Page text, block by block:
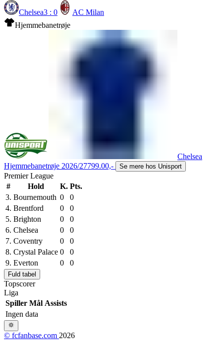
Chelsea3 : 0
AC Milan
Hjemmebanetrøje
Chelsea
Hjemmebanetrøje 2026/27799.00,- Se mere hos Unisport
Premier League
#
Hold K. Pts.
3. Bournemouth 0
0
4. Brentford 0
0
5. Brighton 0
0
6. Chelsea 0
0
7. Coventry 0
0
8. Crystal Palace 0
0
9. Everton 0 0
Fuld tabel
Topscorer
Liga
Spiller Mål Assists
Ingen data
© fcfanbase.com 2026